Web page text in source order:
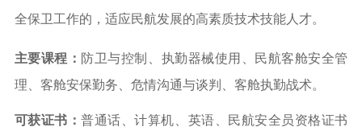
全保卫工作的，适应民航发展的高素质技术技能人才。
主要课程： 防卫与控制 、执勤器械使用
、民航客舱安全管
理 、客舱安保勤务 、危情沟通与谈判 、客舱执勤战术。
可获证书：普通话、计算机、英语、
民航安全员资格证书